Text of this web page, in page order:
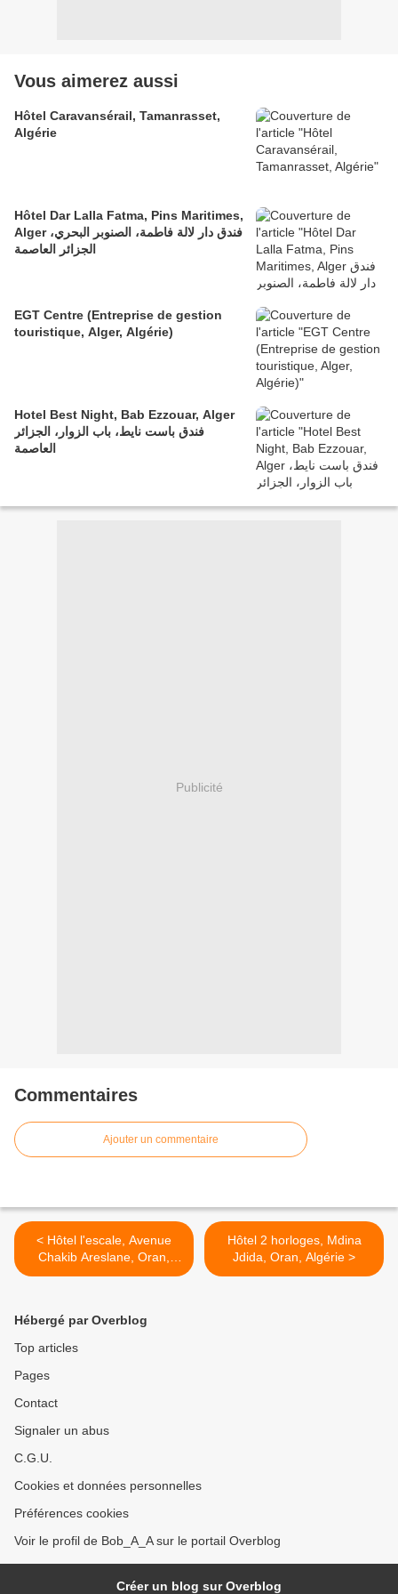
Vous aimerez aussi
Hôtel Caravansérail, Tamanrasset,
Algérie
Hôtel Dar Lalla Fatma, Pins Maritimes,
Alger فندق دار لالة فاطمة، الصنوبر البحري،
الجزائر العاصمة
EGT Centre (Entreprise de gestion
touristique, Alger, Algérie)
Hotel Best Night, Bab Ezzouar, Alger
فندق باست نايط، باب الزوار، الجزائر
العاصمة
Publicité
Commentaires
Ajouter un commentaire
< Hôtel l'escale, Avenue
Chakib Areslane, Oran,
Algérie فندق ليسكال ، وهران،
Hôtel 2 horloges, Mdina
Jdida, Oran, Algérie >
Hébergé par Overblog
Top articles
Pages
Contact
Signaler un abus
C.G.U.
Cookies et données personnelles
Préférences cookies
Voir le profil de Bob_A_A sur le portail Overblog
Créer un blog sur Overblog